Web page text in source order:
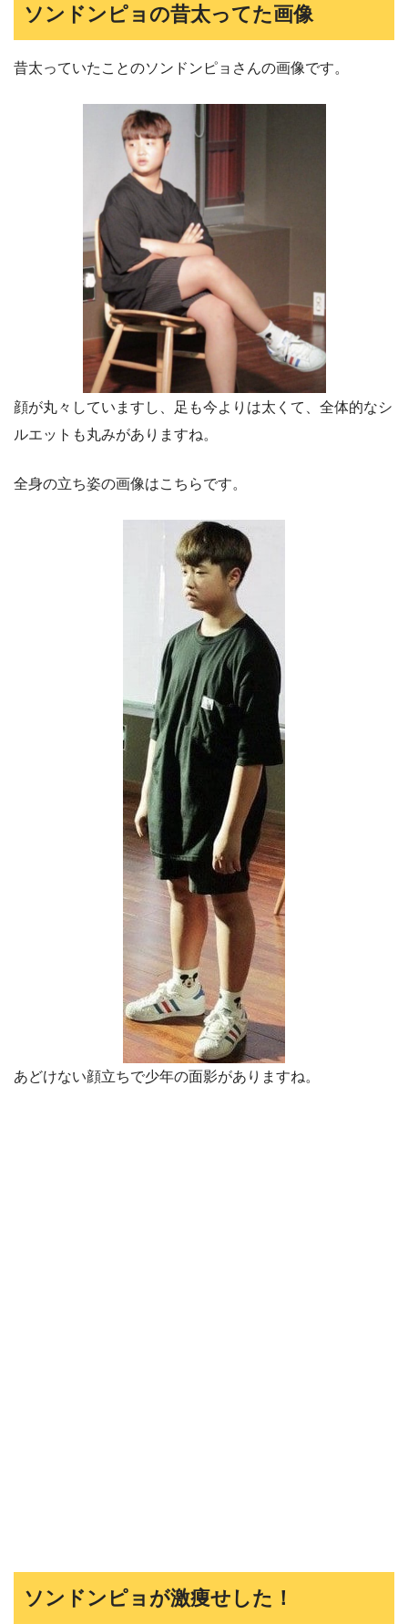
ソンドンピョの昔太ってた画像
昔太っていたことのソンドンピョさんの画像です。
顔が丸々していますし、足も今よりは太くて、全体的なシ
ルエットも丸みがありますね。
全身の立ち姿の画像はこちらです。
あどけない顔立ちで少年の面影がありますね。
ソンドンピョが激痩せした！